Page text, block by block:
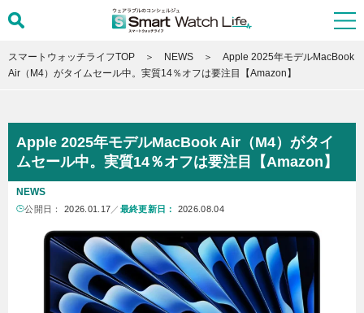
スマートウォッチライフTOP NEWS
Apple 2025年モデルMacBook
Air（M4）がタイムセール中。実質14％オフは要注目【Amazon】
Apple 2025年モデルMacBook Air（M4）がタイ
ムセール中。実質14％オフは要注目【Amazon】
NEWS
公開日： 2026.01.17 ／ 最終更新日： 2026.08.04